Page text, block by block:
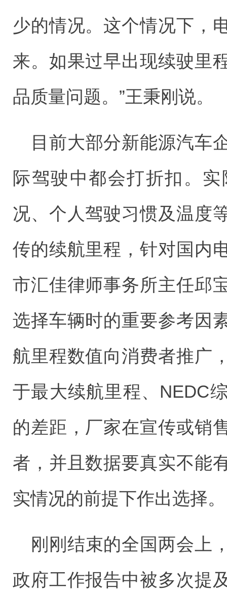
少的情况。这个情况下，
来。如果过早出现续驶里
品质量问题。”王秉刚说。
目前大部分新能源汽车
际驾驶中都会打折扣。
况、个人驾驶习惯及温度
传的续航里程，针对国内
市汇佳律师事务所主任邱
选择车辆时的重要参考因
航里程数值向消费者推广
于最大续航里程、NEDC
的差距，厂家在宣传或销
者，并且数据要真实不能
实情况的前提下作出选择。
刚刚结束的全国两会上
政府工作报告中被多次提